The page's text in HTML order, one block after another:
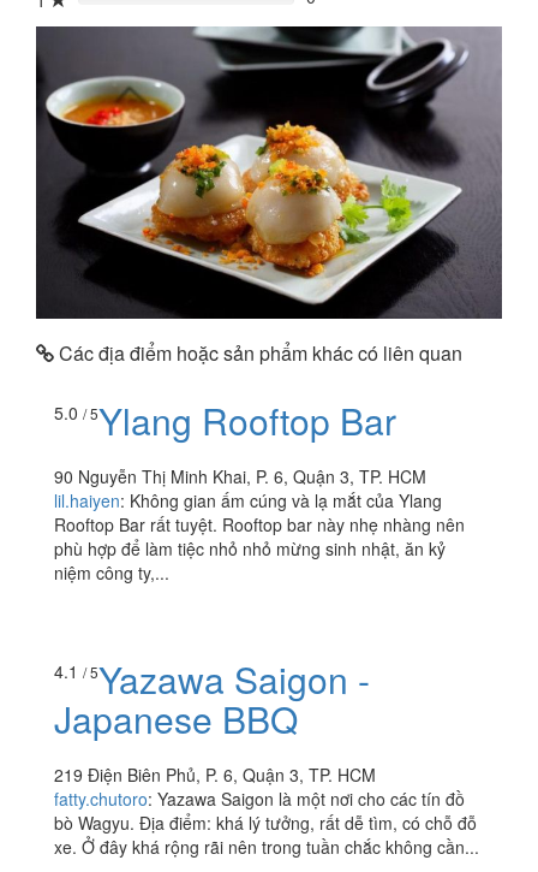
0%
Các địa điểm hoặc sản phẩm khác có liên quan
5.0 / 5Ylang Rooftop Bar
90 Nguyễn Thị Minh Khai, P. 6, Quận 3, TP. HCM
lil.haiyen: Không gian ấm cúng và lạ mắt của Ylang
Rooftop Bar rất tuyệt. Rooftop bar này nhẹ nhàng nên
phù hợp để làm tiệc nhỏ nhỏ mừng sinh nhật, ăn kỷ
niệm công ty,...
4.1 / 5Yazawa Saigon -
Japanese BBQ
219 Điện Biên Phủ, P. 6, Quận 3, TP. HCM
fatty.chutoro: Yazawa Saigon là một nơi cho các tín đồ
bò Wagyu. Địa điểm: khá lý tưởng, rất dễ tìm, có chỗ đỗ
xe. Ở đây khá rộng rãi nên trong tuần chắc không cần...